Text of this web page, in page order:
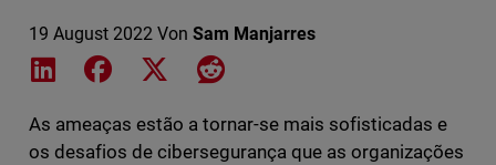
19 August 2022 Von Sam Manjarres
Share on LinkedIn
Share on Facebook
Share on XShare on Reddit
As ameaças estão a tornar-se mais sofisticadas e
os desafios de cibersegurança que as organizações